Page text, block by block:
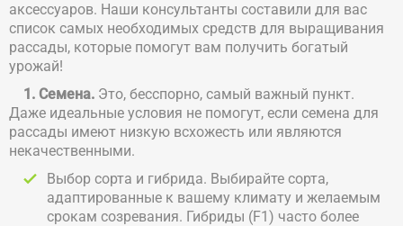
аксессуаров. Наши консультанты составили для вас
список самых необходимых средств для выращивания
рассады, которые помогут вам получить богатый
урожай!
1. Семена. Это, бесспорно, самый важный пункт.
Даже идеальные условия не помогут, если семена для
рассады имеют низкую всхожесть или являются
некачественными.
Выбор сорта и гибрида. Выбирайте сорта,
адаптированные к вашему климату и желаемым
срокам созревания. Гибриды (F1) часто более